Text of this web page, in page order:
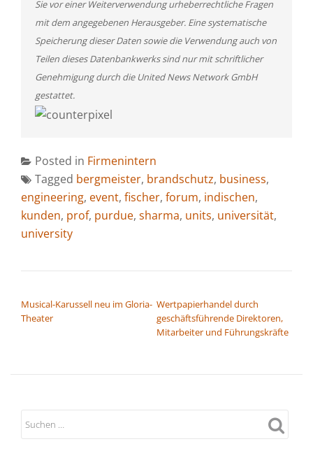
Sie vor einer Weiterverwendung urheberrechtliche Fragen
mit dem angegebenen Herausgeber. Eine systematische
Speicherung dieser Daten sowie die Verwendung auch von
Teilen dieses Datenbankwerks sind nur mit schriftlicher
Genehmigung durch die United News Network GmbH
gestattet.
Posted in Firmenintern
Tagged bergmeister, brandschutz, business,
engineering, event, fischer, forum, indischen,
kunden, prof, purdue, sharma, units, universität,
university
Musical-Karussell neu im Gloria-
Theater
Wertpapierhandel durch
geschäftsführende Direktoren,
Mitarbeiter und Führungskräfte